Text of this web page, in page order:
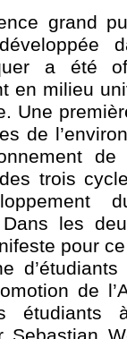
grand
a été
en milieu
Une
de
trois
Dans les
pour
de
étudiants